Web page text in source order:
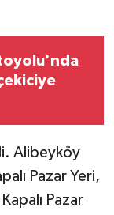
Alibeyköy
Pazar Yeri,
Pazar